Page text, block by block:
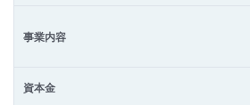
事業内容
資本金